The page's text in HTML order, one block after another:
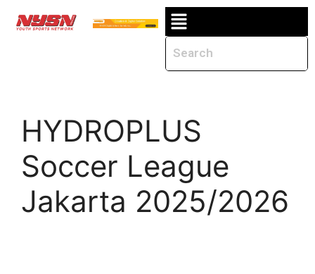
HYDROPLUS
Soccer League
Jakarta 2025/2026